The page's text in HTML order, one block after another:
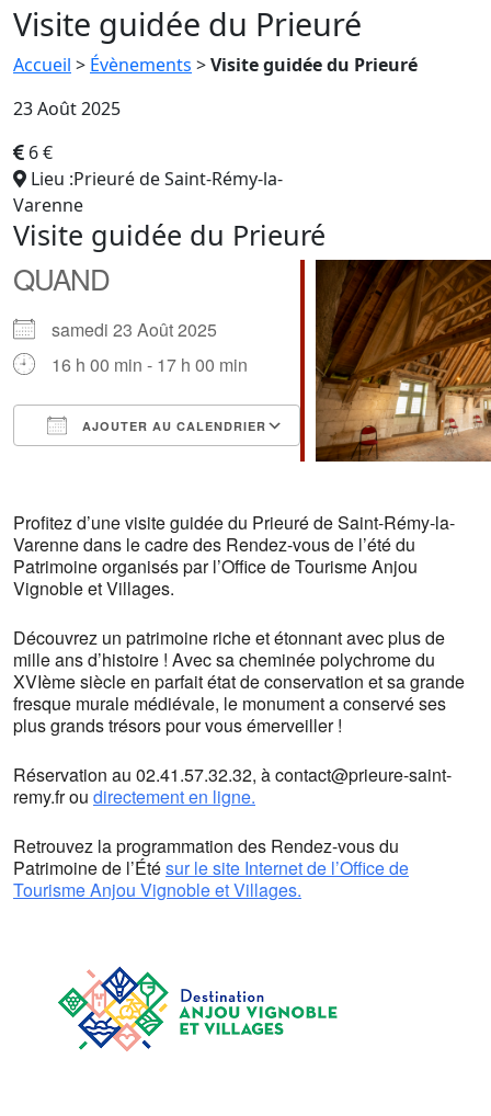
Visite guidée du Prieuré
Accueil > Évènements >Visite guidée du Prieuré
23 Août 2025
6 €
Lieu :Prieuré de Saint-Rémy-la-
Varenne
Visite guidée du Prieuré
QUAND
samedi 23 Août 2025
16 h 00 min - 17 h 00 min
AJOUTER AU CALENDRIER
Outlook Live
Profitez d’une visite guidée du Prieuré de Saint-Rémy-la-
Varenne dans le cadre des Rendez-vous de l’été du
Patrimoine organisés par l’Office de Tourisme Anjou
Vignoble et Villages.
Découvrez un patrimoine riche et étonnant avec plus de
mille ans d’histoire ! Avec sa cheminée polychrome du
XVIème siècle en parfait état de conservation et sa grande
fresque murale médiévale, le monument a conservé ses
plus grands trésors pour vous émerveiller !
Réservation au 02.41.57.32.32, à contact@prieure-saint-
remy.fr ou directement en ligne.
Retrouvez la programmation des Rendez-vous du
Patrimoine de l’Étésur le site Internet de l’Office de
Tourisme Anjou Vignoble et Villages.